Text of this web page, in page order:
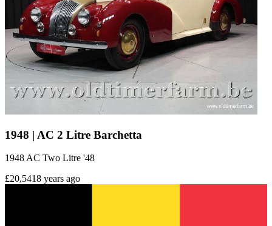
1948 | AC 2 Litre Barchetta
1948 AC Two Litre '48
£20,5418 years ago